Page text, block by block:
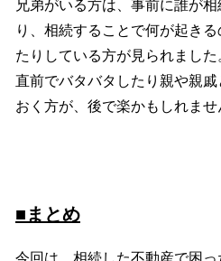
兄弟がいる方は、事前に誰が
り、相続することで何が起き
たりしている方が見られました
直前でバタバタしたり親や親
おく方が、後で楽かもしれませ
■まとめ
今回は、相続した不動産で困